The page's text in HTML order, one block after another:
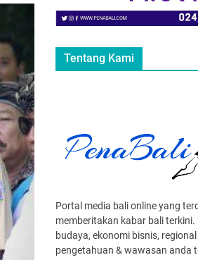
Tentang Kami
Portal media bali online yang
memberitakan kabar bali terkini.
budaya, ekonomi bisnis,
pengetahuan & wawasan anda